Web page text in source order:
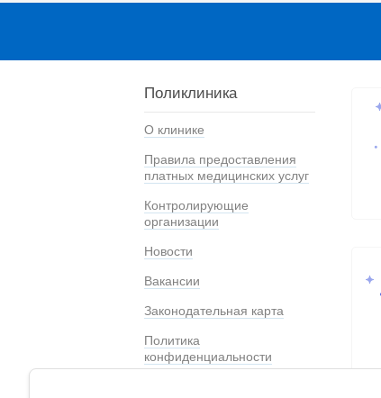
Поликлиника
О клинике
Правила предоставления
платных медицинских услуг
Контролирующие
организации
Новости
Вакансии
Законодательная карта
Политика
конфиденциальности